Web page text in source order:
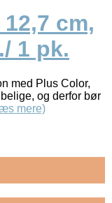
cm,
1 pk.
med Plus Color,
og derfor bør
mere)